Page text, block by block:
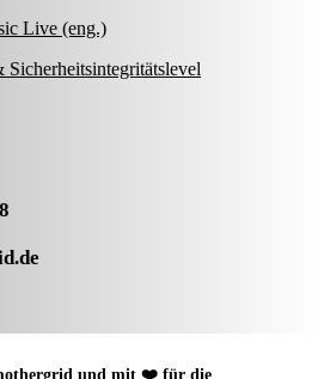
Live (eng.)
und mit ❤️ für die